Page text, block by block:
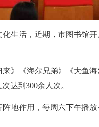
生活，近期，市图书馆
》《海尔兄弟》《大鱼
达到300余人次。
地作用，每周六下午播